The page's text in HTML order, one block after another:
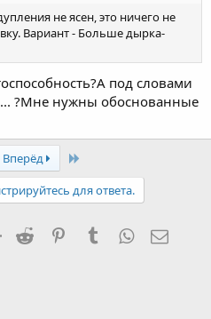
не ясен, это ничего не
Вариант - Больше дырка-
под словами
... ?Мне нужны обоснованные
Вперёд Last
для ответа.
Google+
Reddit PinterestTumblrWhatsApp